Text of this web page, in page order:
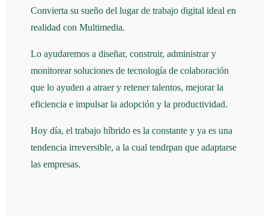
Convierta su sueño del lugar de trabajo digital ideal en
realidad con Multimedia.
Lo ayudaremos a diseñar, construir, administrar y
monitorear soluciones de tecnología de colaboración
que lo ayuden a atraer y retener talentos, mejorar la
eficiencia e impulsar la adopción y la productividad.
Hoy día, el trabajo híbrido es la constante y ya es una
tendencia irreversible, a la cual tendrpan que adaptarse
las empresas.